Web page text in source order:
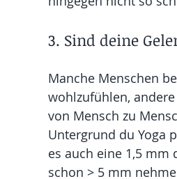
3. Sind deine
Manche Menschen
wohlzufühlen,
von Mensch zu
Untergrund du Yoga
es auch eine 1,5 mm
schon > 5 mm